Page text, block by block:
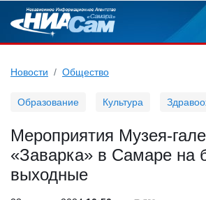
Новости Общество
Образование Культура
Мероприятия Музея-
«Заварка» в Самаре на
выходные